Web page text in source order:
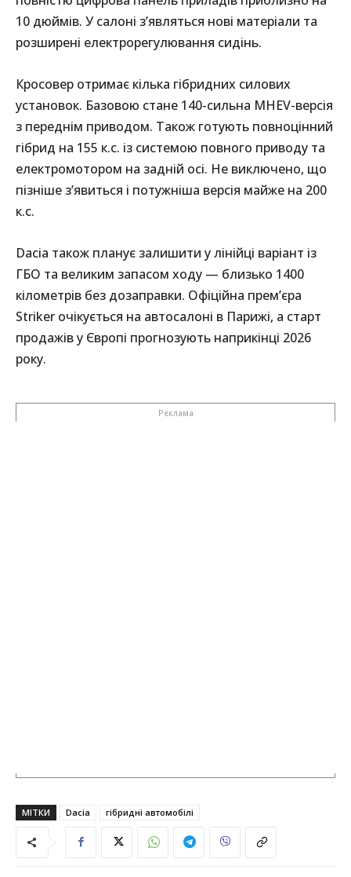
10 дюймів. У салоні з’являться нові матеріали та
розширені електрорегулювання сидінь.
Кросовер отримає кілька гібридних силових
установок. Базовою стане 140-сильна MHEV-версія
з переднім приводом. Також готують повноцінний
гібрид на 155 к.с. із системою повного приводу та
електромотором на задній осі. Не виключено, що
пізніше з’явиться і потужніша версія майже на 200
к.с.
Dacia також планує залишити у лінійці варіант із
ГБО та великим запасом ходу — близько 1400
кілометрів без дозаправки. Офіційна прем’єра
Striker очікується на автосалоні в Парижі, а старт
продажів у Європі прогнозують наприкінці 2026
року.
МІТКИ Dacia гібридні автомобілі